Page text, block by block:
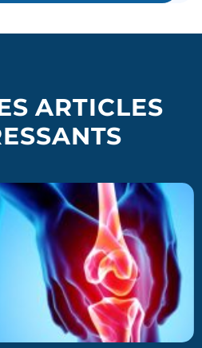
ARTICLES